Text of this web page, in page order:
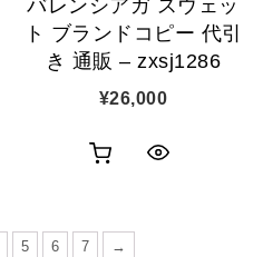
バレンシアガ スウェッ
ト ブランドコピー 代引
き 通販 – zxsj1286
¥26,000
5 6 7 →